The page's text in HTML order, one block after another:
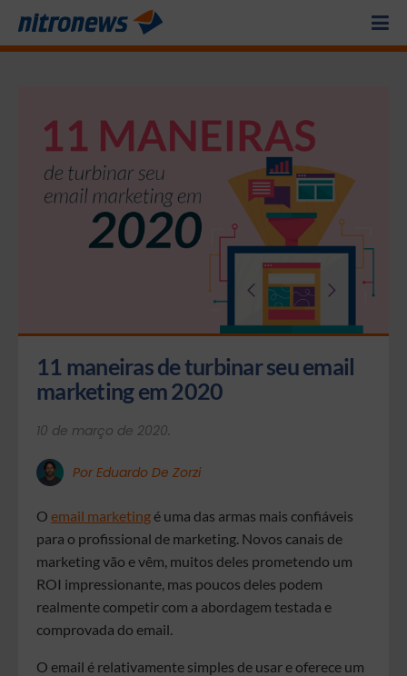
11 maneiras de turbinar seu email
marketing em 2020
10 de março de 2020.
Por Eduardo De Zorzi
O email marketing é uma das armas mais confiáveis
para o profissional de marketing. Novos canais de
marketing vão e vêm, muitos deles prometendo um
ROI impressionante, mas poucos deles podem
realmente competir com a abordagem testada e
comprovada do email.
O email é relativamente simples de usar e oferece um